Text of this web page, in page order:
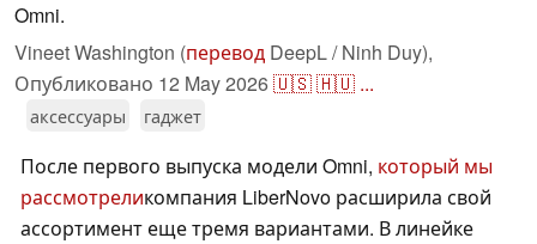
Omni.
Vineet Washington (перевод DeepL / Ninh Duy),
Опубликовано 12 May 2026🇺🇸🇭🇺 ...
аксессуары гаджет
После первого выпуска модели Omni, который мы
рассмотреликомпания LiberNovo расширила свой
ассортимент еще тремя вариантами. В линейке